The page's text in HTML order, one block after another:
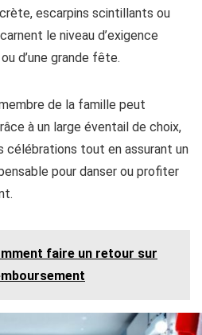
escarpins scintillants ou
le niveau d’exigence
d’une grande fête.
de la famille peut
à un large éventail de choix,
célébrations tout en assurant un
pour danser ou profiter
faire un retour sur